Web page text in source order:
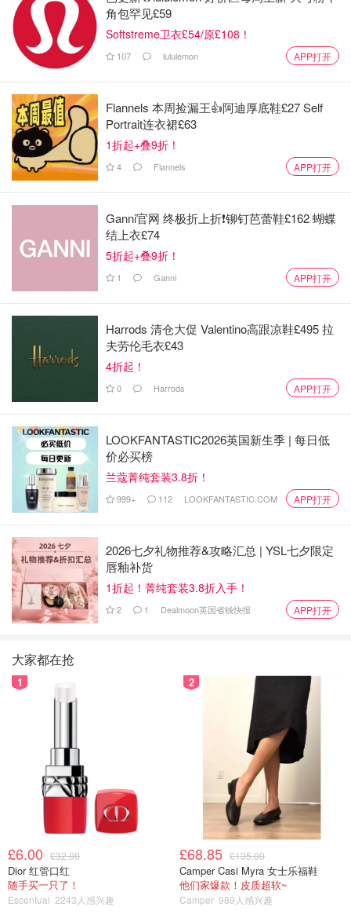
角包罕见£59
Softstreme卫衣£54/原£108！
107 lululemon APP打开
Flannels 本周捡漏王👍阿迪厚底鞋£27 Self
Portrait连衣裙£63
1折起+叠9折！
4 Flannels APP打开
Ganni官网 终极折上折❗️铆钉芭蕾鞋£162 蝴蝶
结上衣£74
5折起+叠9折！
1 Ganni APP打开
Harrods 清仓大促 Valentino高跟凉鞋£495 拉
夫劳伦毛衣£43
4折起！
0 Harrods APP打开
LOOKFANTASTIC2026英国新生季 | 每日低
价必买榜
兰蔻菁纯套装3.8折！
999+ 112 LOOKFANTASTIC.COM APP打开
2026七夕礼物推荐&攻略汇总 | YSL七夕限定
唇釉补货
1折起！菁纯套装3.8折入手！
2 1 Dealmoon英国省钱快报 APP打开
大家都在抢
1
£6.00 £32.00
Dior 红管口红
随手买一只了！
Escentual 2243人感兴趣
2
£68.85 £135.00
Camper Casi Myra 女士乐福鞋
他们家爆款！皮质超软~
Camper 989人感兴趣